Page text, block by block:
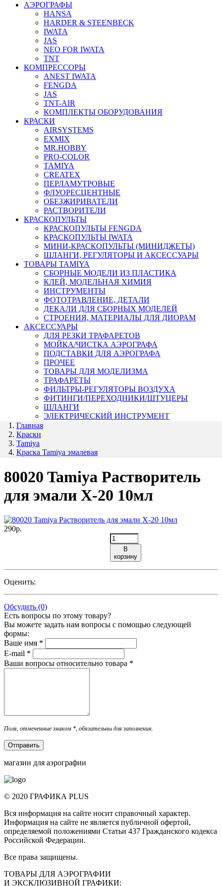
АЭРОГРАФЫ
HANSA
HARDER & STEENBECK
IWATA
JAS
NEO FOR IWATA
TNT
КОМПРЕССОРЫ
ANEST IWATA
FENGDA
JAS
TNT-AIR
КОМПЛЕКТЫ ОБОРУДОВАНИЯ
КРАСКИ
AIRSYSTEMS
EXMIX
MR.HOBBY
PRO-COLOR
TAMIYA
CREATEX
ПЕРЛАМУТРОВЫЕ
ФЛУОРЕСЦЕНТНЫЕ
ОБЕЗЖИРИВАТЕЛИ
РАСТВОРИТЕЛИ
КРАСКОПУЛЬТЫ
КРАСКОПУЛЬТЫ FENGDA
КРАСКОПУЛЬТЫ IWATA
МИНИ-КРАСКОПУЛЬТЫ (МИНИДЖЕТЫ)
ШЛАНГИ, РЕГУЛЯТОРЫ И АКСЕССУАРЫ
ТОВАРЫ TAMIYA
СБОРНЫЕ МОДЕЛИ ИЗ ПЛАСТИКА
КЛЕЙ, МОДЕЛЬНАЯ ХИМИЯ
ИНСТРУМЕНТЫ
ФОТОТРАВЛЕНИЕ, ДЕТАЛИ
ДЕКАЛИ ДЛЯ СБОРНЫХ МОДЕЛЕЙ
СТРОЕНИЯ, МАТЕРИАЛЫ ДЛЯ ДИОРАМ
АКСЕССУАРЫ
ДЛЯ РЕЗКИ ТРАФАРЕТОВ
МОЙКА/ЧИСТКА АЭРОГРАФА
ПОДСТАВКИ ДЛЯ АЭРОГРАФА
ПРОЧЕЕ
ТОВАРЫ ДЛЯ МОДЕЛИЗМА
ТРАФАРЕТЫ
ФИЛЬТРЫ-РЕГУЛЯТОРЫ ВОЗДУХА
ФИТИНГИ/ПЕРЕХОДНИКИ/ШТУЦЕРЫ
ШЛАНГИ
ЭЛЕКТРИЧЕСКИЙ ИНСТРУМЕНТ
Главная
Краски
Tamiya
Краска Tamiya эмалевая
80020 Tamiya Растворитель
для эмали X-20 10мл
290р.
В
корзину
Оценить:
Обсудить (0)
Есть вопросы по этому товару?
Вы можете задать нам вопросы с помощью следующей
формы:
Ваше имя *
E-mail *
Ваши вопросы относительно товара *
Поля, отмеченные знаком *, обязательны для заполнения.
Отправить
магазин для аэрографии
© 2020 ГРАФИКА PLUS
Вся информация на сайте носит справочный характер.
Информация на сайте не является публичной офертой,
определяемой положениями Статьи 437 Гражданского кодекса
Российской Федерации.
Все права защищены.
ТОВАРЫ ДЛЯ АЭРОГРАФИИ
И ЭКСКЛЮЗИВНОЙ ГРАФИКИ: